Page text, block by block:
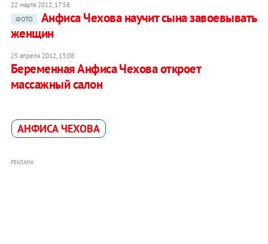
22 марта 2012, 17:58
ФОТО
Анфиса Чехова научит сына завоевывать
женщин
25 апреля 2012, 13:08
Беременная Анфиса Чехова откроет
массажный салон
АНФИСА ЧЕХОВА
РЕКЛАМА